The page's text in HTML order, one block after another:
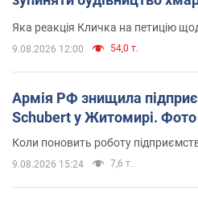
вірянина"
Яка реакція Кличка на петицію
9.08.2026 12:00 54,0 т.
Армія РФ знищила
Schubert у Житомирі. Фото
Коли поновить роботу
9.08.2026 15:24 7,6 т.